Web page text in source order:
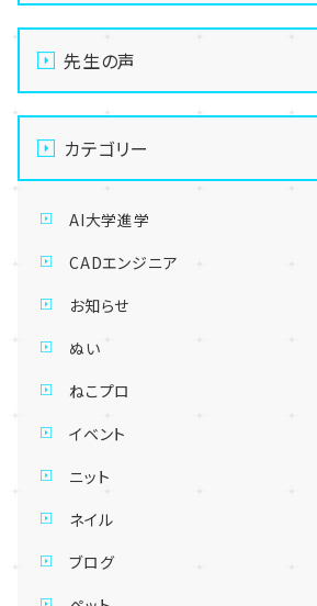
先生の声
カテゴリー
AI大学進学
CADエンジニア
お知らせ
ぬい
ねこプロ
イベント
ニット
ネイル
ブログ